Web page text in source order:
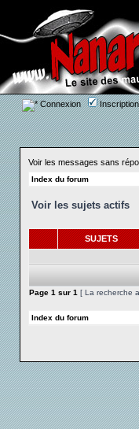
Connexion Inscription
Voir les messages sans
Index du forum
Voir les sujets actifs
SUJETS
Page 1 sur 1 [ La recherche
Index du forum